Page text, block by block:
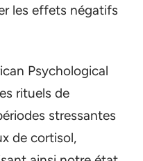
les effets négatifs
Psychological
rituels de
stressantes
de cortisol,